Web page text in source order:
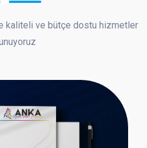
kaliteli ve bütçe dostu hizmetler